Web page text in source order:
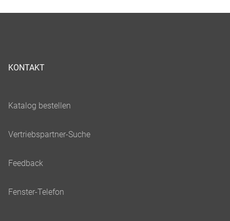
KONTAKT